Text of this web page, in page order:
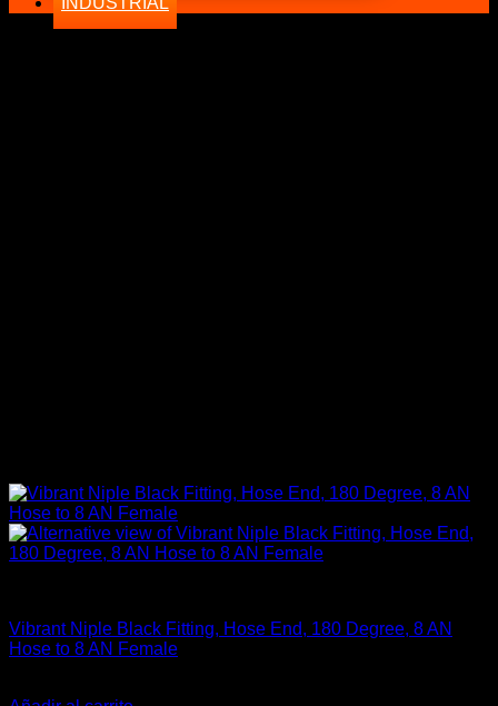
Vibrant Niple Black Fitting, Hose End, 180 Degree, 8 AN
Hose to 8 AN Female